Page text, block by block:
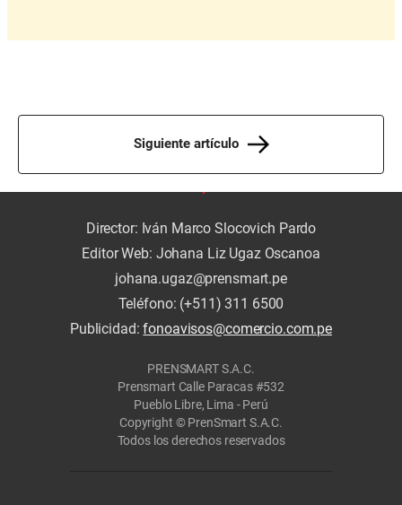
Siguiente artículo
Director: Iván Marco Slocovich Pardo
Editor Web: Johana Liz Ugaz Oscanoa
johana.ugaz@prensmart.pe
Teléfono: (+511) 311 6500
Publicidad:fonoavisos@comercio.com.pe
PRENSMART S.A.C.
Prensmart Calle Paracas #532
Pueblo Libre, Lima - Perú
Copyright © PrenSmart S.A.C.
Todos los derechos reservados